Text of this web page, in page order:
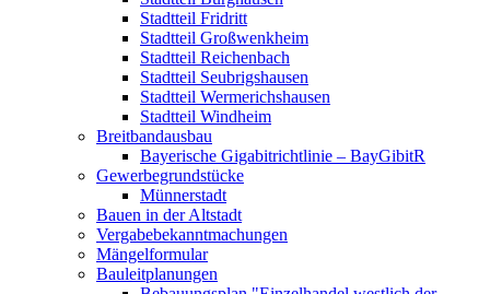
Stadtteil Fridritt
Stadtteil Großwenkheim
Stadtteil Reichenbach
Stadtteil Seubrigshausen
Stadtteil Wermerichshausen
Stadtteil Windheim
Breitbandausbau
Bayerische Gigabitrichtlinie – BayGibitR
Gewerbegrundstücke
Münnerstadt
Bauen in der Altstadt
Vergabebekanntmachungen
Mängelformular
Bauleitplanungen